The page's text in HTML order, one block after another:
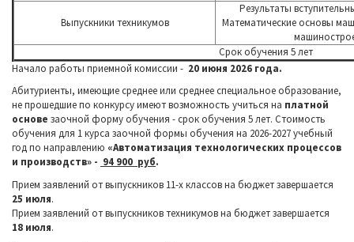
Выпускники техникумов
Результаты
Математические основы
Срок обучения 5 лет
Начало работы приемной комиссии - 20 июня 2026 года.
Абитуриенты, имеющие среднее или среднее специальное образование,
не прошедшие по конкурсу имеют возможность учиться на платной
основе заочной форму обучения - срок обучения 5 лет. Стоимость
обучения для 1 курса заочной формы обучения на 2026-2027 учебный
год по направлению «Автоматизация технологических процессов
и производств» - 94 900 руб.
Прием заявлений от выпускников 11-х классов на бюджет завершается
25 июля.
Прием заявлений от выпускников техникумов на бюджет завершается
18 июля.